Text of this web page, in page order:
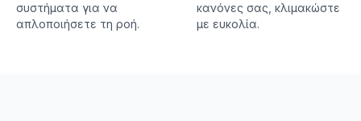
συστήματα για να
απλοποιήσετε τη ροή.
κανόνες σας, κλιμακώστε
με ευκολία.